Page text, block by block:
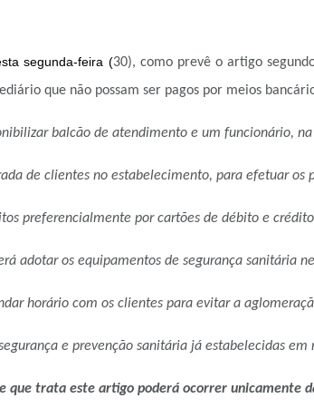
segunda-feira (30), como prevê o artigo
que não possam ser pagos por meios
balcão de atendimento e um funcionário,
de clientes no estabelecimento, para efetuar os
preferencialmente por cartões de débito e
adotar os equipamentos de segurança sanitária
horário com os clientes para evitar a
e prevenção sanitária já estabelecidas em
que trata este artigo poderá ocorrer unicamente